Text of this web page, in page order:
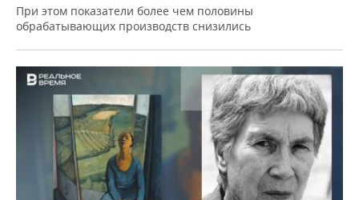
При этом показатели более чем половины
обрабатывающих производств снизились